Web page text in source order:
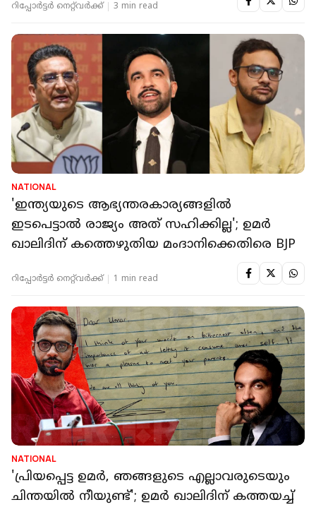
റിപ്പോർട്ടർ നെറ്റ്‌വര്‍ക്ക്‌ 3 min read
NATIONAL
'ഇന്ത്യയുടെ ആഭ്യന്തരകാര്യങ്ങളിൽ
ഇടപെട്ടാൽ രാജ്യം അത് സഹിക്കില്ല'; ഉമർ
ഖാലിദിന് കത്തെഴുതിയ മംദാനിക്കെതിരെ BJP
റിപ്പോർട്ടർ നെറ്റ്‌വര്‍ക്ക്‌ 1 min read
NATIONAL
'പ്രിയപ്പെട്ട ഉമര്‍, ഞങ്ങളുടെ എല്ലാവരുടെയും
ചിന്തയില്‍ നീയുണ്ട്'; ഉമര്‍ ഖാലിദിന് കത്തയച്ച്